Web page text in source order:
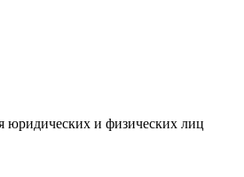
юридических и физических лиц